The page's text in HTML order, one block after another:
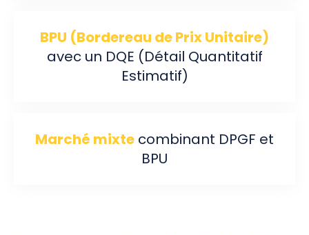
BPU (Bordereau de Prix Unitaire)
avec un DQE (Détail Quantitatif
Estimatif)
Marché mixte combinant DPGF et
BPU